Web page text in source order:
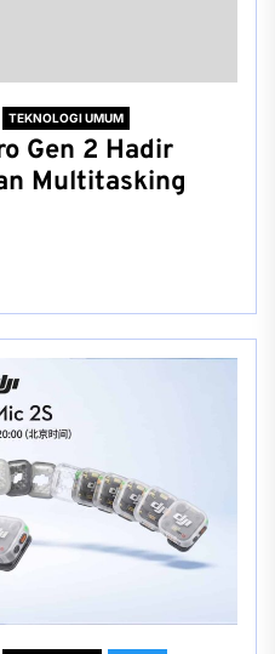
TEKNOLOGI UMUM
Gen 2 Hadir
Multitasking